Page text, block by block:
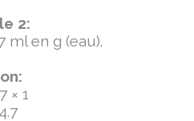
2:
ml en g (eau).
× 1